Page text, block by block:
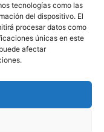
tecnologías como las
del dispositivo. El
procesar datos como
únicas en este
afectar